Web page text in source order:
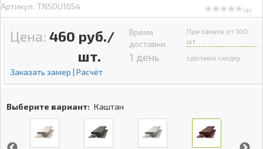
Артикул: TNSOU1054 ( 0 )
Цена: 460 руб./
шт.
Заказать замер | Расчёт
Время
доставки
1 день
При заказе от 100
шт
сделаем скидку
Выберите вариант: Каштан